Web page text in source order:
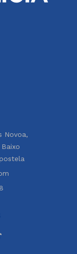
Novoa,